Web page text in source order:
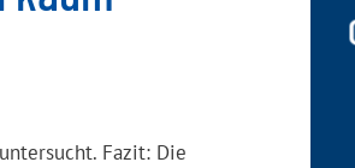
Fazit: Die